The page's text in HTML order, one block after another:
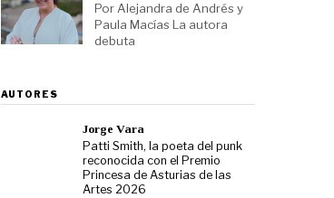
Por Alejandra de Andrés y
Paula Macías La autora
debuta
AUTORES
Jorge Vara
Patti Smith, la poeta del punk
reconocida con el Premio
Princesa de Asturias de las
Artes 2026